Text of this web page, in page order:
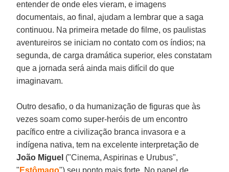
entender de onde eles vieram, e imagens
documentais, ao final, ajudam a lembrar que a saga
continuou. Na primeira metade do filme, os paulistas
aventureiros se iniciam no contato com os índios; na
segunda, de carga dramática superior, eles constatam
que a jornada será ainda mais difícil do que
imaginavam.
Outro desafio, o da humanização de figuras que às
vezes soam como super-heróis de um encontro
pacífico entre a civilização branca invasora e a
indígena nativa, tem na excelente interpretação de
João Miguel ("Cinema, Aspirinas e Urubus",
" Estômago") seu ponto mais forte. No papel de